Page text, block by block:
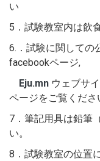
い
5．試験教室内は飲
6.．試験に関しての
facebookページ,
Eju.mn ウェブサ
ページをご覧くださ
7．筆記用具は鉛筆
い。
8．試験教室の位置